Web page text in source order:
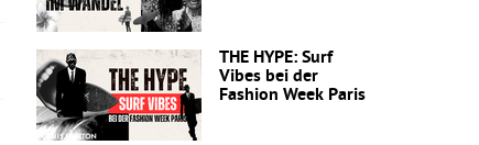
THE HYPE: Surf
Vibes bei der
Fashion Week Paris